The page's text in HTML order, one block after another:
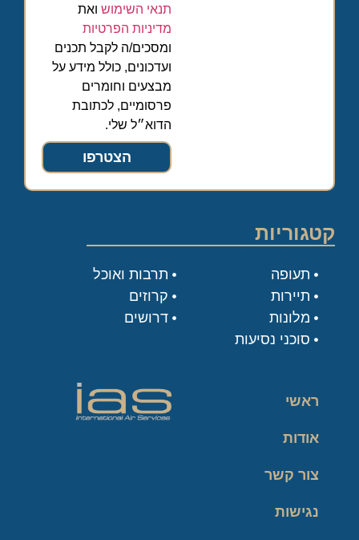
תנאי השימוש ואת
מדיניות הפרטיות
ומסכים/ה לקבל תכנים
ועדכונים, כולל מידע על
מבצעים וחומרים
פרסומיים, לכתובת
הדוא״ל שלי.
הצטרפו
קטגוריות
תעופה
תיירות
מלונות
סוכני נסיעות
תרבות ואוכל
קרוזים
דרושים
ראשי
אודות
צור קשר
נגישות